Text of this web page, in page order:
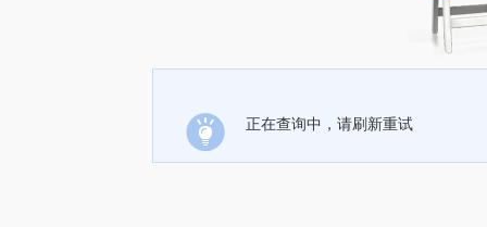
正在查询中，请刷新重试